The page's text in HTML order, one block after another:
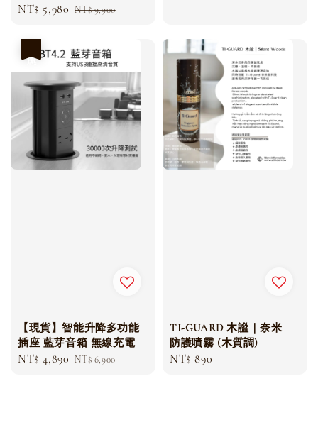
Sale
NT$ 5,980 Regular
NT$ 9,900
【現貨】智能升降多功能
插座 藍芽音箱 無線充電
Sale
NT$ 4,890 Regular
NT$ 6,900
TI-GUARD 木謐｜奈米
防護噴霧 (木質調)
Regular
NT$ 890